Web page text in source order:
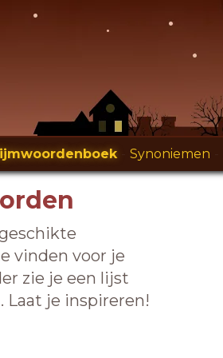
Synoniemen
vinden voor je
zie je een lijst
je inspireren!